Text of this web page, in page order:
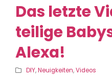
Das letzte
teilige
Alexa!
DIY,Neuigkeiten,Videos